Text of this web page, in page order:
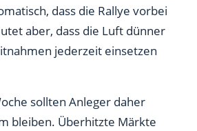
dass die Rallye vorbei
aber, dass die Luft dünner
jederzeit einsetzen
sollten Anleger daher
bleiben. Überhitzte Märkte